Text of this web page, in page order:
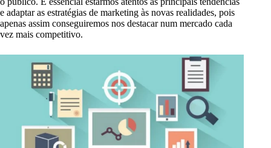
e adaptar as estratégias de marketing às novas realidades, pois
apenas assim conseguiremos nos destacar num mercado cada
vez mais competitivo.